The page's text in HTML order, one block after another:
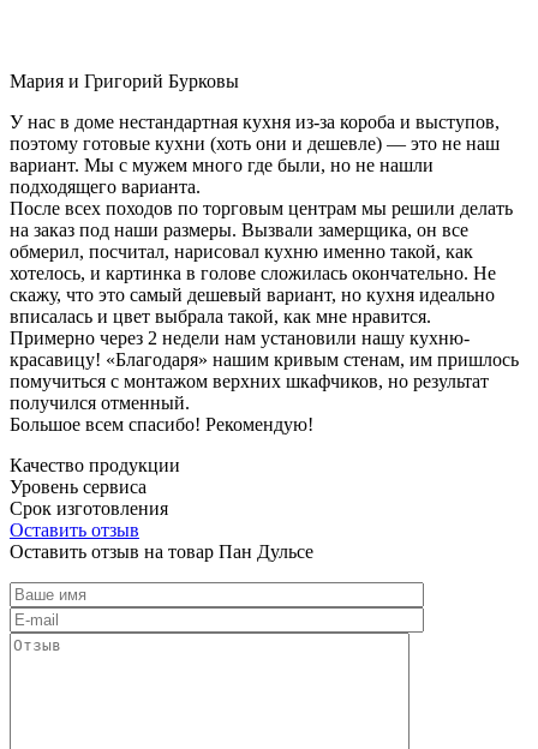
Мария и Григорий Бурковы
У нас в доме нестандартная кухня из-за короба и выступов,
поэтому готовые кухни (хоть они и дешевле) — это не наш
вариант. Мы с мужем много где были, но не нашли
подходящего варианта.
После всех походов по торговым центрам мы решили делать
на заказ под наши размеры. Вызвали замерщика, он все
обмерил, посчитал, нарисовал кухню именно такой, как
хотелось, и картинка в голове сложилась окончательно. Не
скажу, что это самый дешевый вариант, но кухня идеально
вписалась и цвет выбрала такой, как мне нравится.
Примерно через 2 недели нам установили нашу кухню-
красавицу! «Благодаря» нашим кривым стенам, им пришлось
помучиться с монтажом верхних шкафчиков, но результат
получился отменный.
Большое всем спасибо! Рекомендую!
Качество продукции
Уровень сервиса
Срок изготовления
Оставить отзыв
Оставить отзыв на товар Пан Дульсе